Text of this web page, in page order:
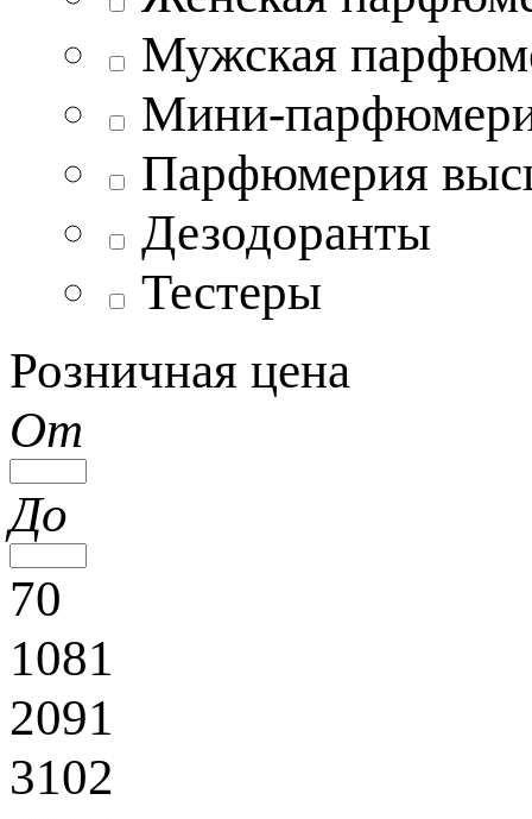
Мужская
Мини-
Парфюмерия
Дезодоранты
Тестеры
Розничная цена
От
До
70
1081
2091
3102